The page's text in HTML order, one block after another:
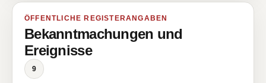
ÖFFENTLICHE REGISTERANGABEN
Bekanntmachungen und
Ereignisse
9